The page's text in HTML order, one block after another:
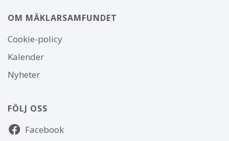
OM MÄKLARSAMFUNDET
Om
webbplatsen
Cookie-policy
Kalender
Nyheter
FÖLJ OSS
Följ
oss Facebook